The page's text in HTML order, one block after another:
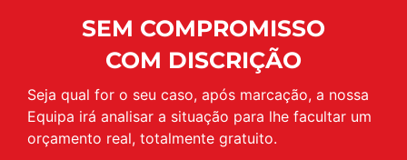
SEM COMPROMISSO
COM DISCRIÇÃO
Seja qual for o seu caso, após marcação, a nossa
Equipa irá analisar a situação para lhe facultar um
orçamento real, totalmente gratuito.